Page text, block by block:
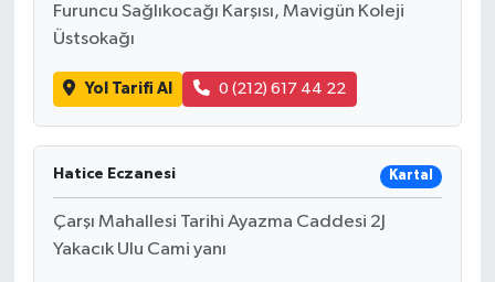
Furuncu Sağlıkocağı Karşısı, Mavigün Koleji
Üstsokağı
Yol Tarifi Al 0 (212) 617 44 22
Hatice Eczanesi Kartal
Çarşı Mahallesi Tarihi Ayazma Caddesi 2J
Yakacık Ulu Cami yanı